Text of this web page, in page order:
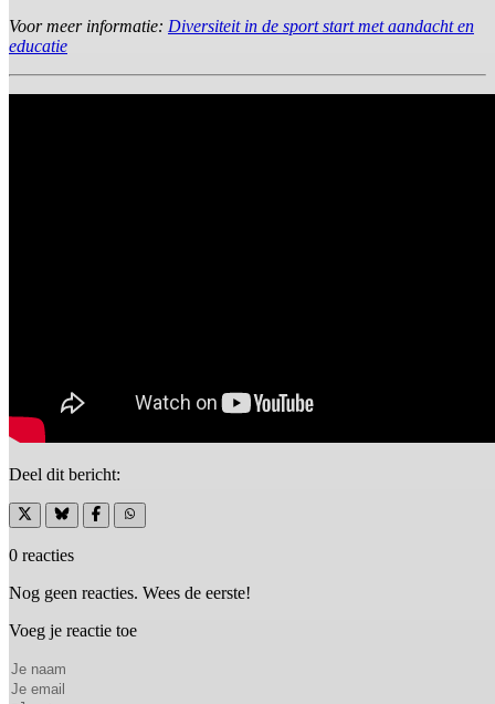
Voor meer informatie: Diversiteit in de sport start met aandacht en
educatie
Deel dit bericht:
0 reacties
Nog geen reacties. Wees de eerste!
Voeg je reactie toe